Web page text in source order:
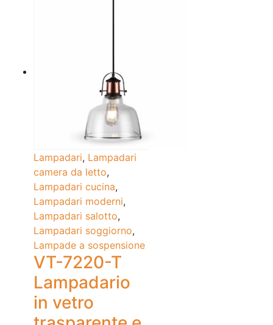
Lampadari, Lampadari
camera da letto,
Lampadari cucina,
Lampadari moderni,
Lampadari salotto,
Lampadari soggiorno,
Lampade a sospensione
VT-7220-T
Lampadario
in vetro